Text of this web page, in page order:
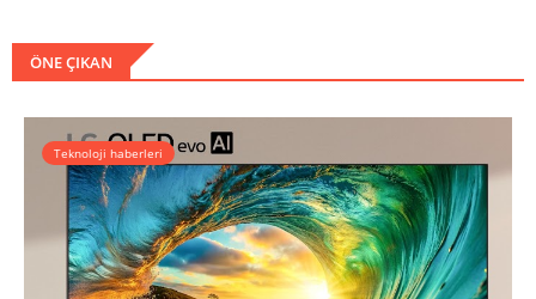
ÖNE ÇIKAN
Teknoloji haberleri